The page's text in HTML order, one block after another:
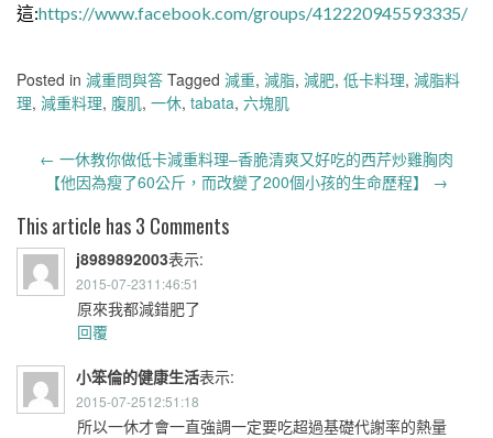
這:https://www.facebook.com/groups/412220945593335/
Posted in 減重問與答 Tagged 減重, 減脂, 減肥, 低卡料理, 減脂料
理, 減重料理, 腹肌, 一休, tabata, 六塊肌
Post
navigation
← 一休教你做低卡減重料理–香脆清爽又好吃的西芹炒雞胸肉
【他因為瘦了60公斤，而改變了200個小孩的生命歷程】 →
This article has 3 Comments
j8989892003表示:
2015-07-2311:46:51
原來我都減錯肥了
回覆
小笨倫的健康生活表示:
2015-07-2512:51:18
所以一休才會一直強調一定要吃超過基礎代謝率的熱量